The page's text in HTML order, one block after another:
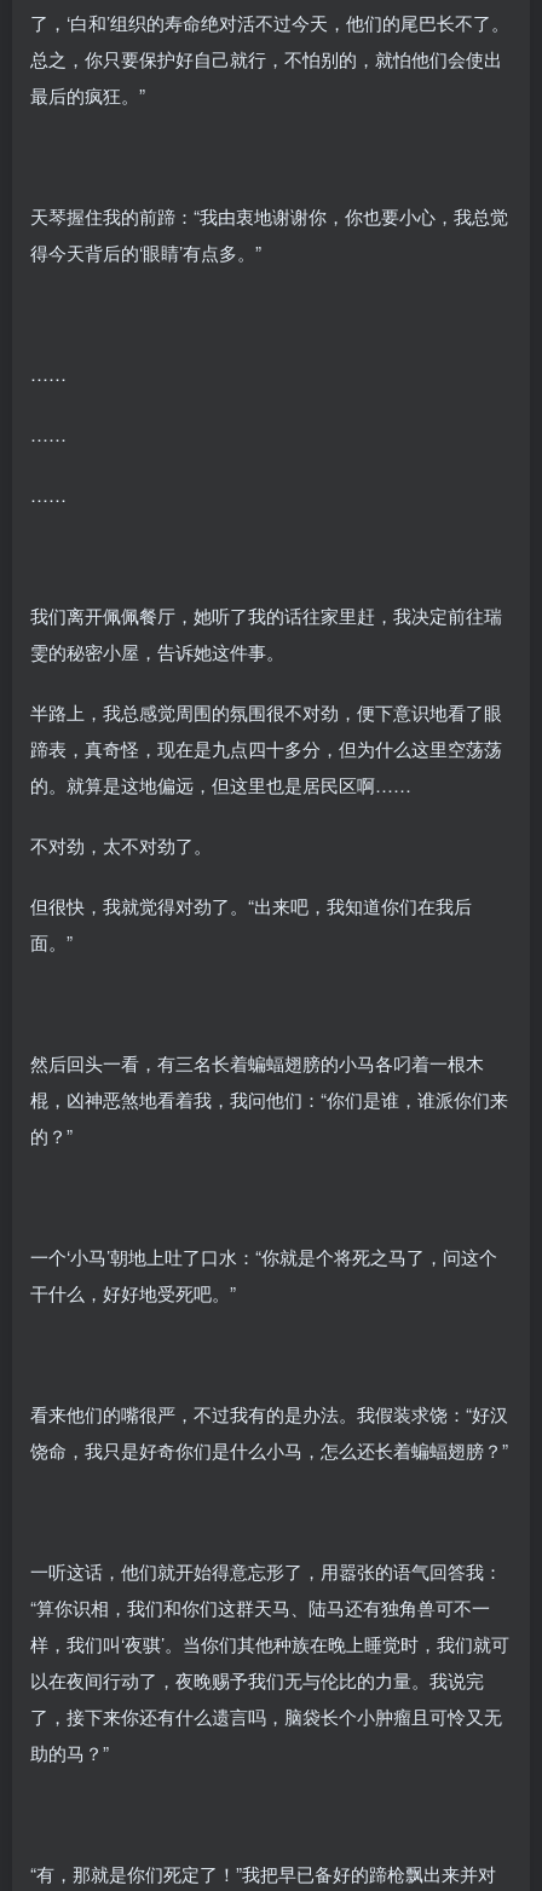
了，‘白和’组织的寿命绝对活不过今天，他们的尾巴长不了。
总之，你只要保护好自己就行，不怕别的，就怕他们会使出
最后的疯狂。”
天琴握住我的前蹄：“我由衷地谢谢你，你也要小心，我总觉
得今天背后的‘眼睛’有点多。”
……
……
……
我们离开佩佩餐厅，她听了我的话往家里赶，我决定前往瑞
雯的秘密小屋，告诉她这件事。
半路上，我总感觉周围的氛围很不对劲，便下意识地看了眼
蹄表，真奇怪，现在是九点四十多分，但为什么这里空荡荡
的。就算是这地偏远，但这里也是居民区啊……
不对劲，太不对劲了。
但很快，我就觉得对劲了。“出来吧，我知道你们在我后
面。”
然后回头一看，有三名长着蝙蝠翅膀的小马各叼着一根木
棍，凶神恶煞地看着我，我问他们：“你们是谁，谁派你们来
的？”
一个‘小马’朝地上吐了口水：“你就是个将死之马了，问这个
干什么，好好地受死吧。”
看来他们的嘴很严，不过我有的是办法。我假装求饶：“好汉
饶命，我只是好奇你们是什么小马，怎么还长着蝙蝠翅膀？”
一听这话，他们就开始得意忘形了，用嚣张的语气回答我：
“算你识相，我们和你们这群天马、陆马还有独角兽可不一
样，我们叫‘夜骐’。当你们其他种族在晚上睡觉时，我们就可
以在夜间行动了，夜晚赐予我们无与伦比的力量。我说完
了，接下来你还有什么遗言吗，脑袋长个小肿瘤且可怜又无
助的马？”
“有，那就是你们死定了！”我把早已备好的蹄枪飘出来并对